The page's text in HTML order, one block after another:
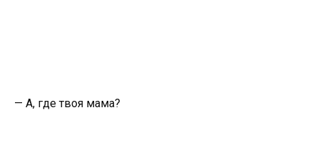
— А, где твоя мама?